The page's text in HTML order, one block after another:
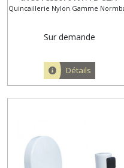
Quincaillerie Nylon Gamme
Sur demande
Détails